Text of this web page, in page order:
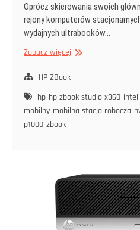
Oprócz skierowania swoich
rejony komputerów
wydajnych ultrabooków…
Zobacz więcej Mobilna
HP
HP ZBook
hp hp zbook studio x360 intel
mobilny mobilna stacja robocza
p1000 zbook